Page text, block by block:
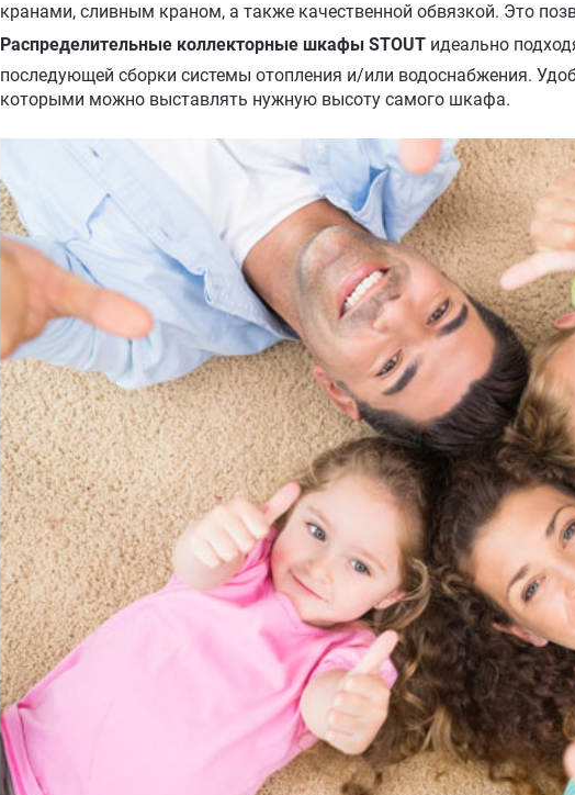
кранами, сливным краном, а также качественной обвязкой. Это
Распределительные коллекторные шкафы STOUT идеально
последующей сборки системы отопления и/или водоснабжения.
которыми можно выставлять